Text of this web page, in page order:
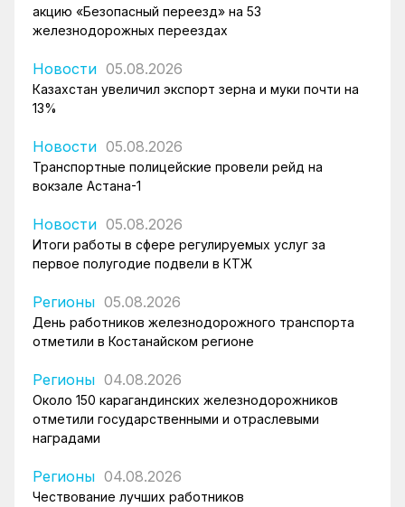
акцию «Безопасный переезд» на 53
железнодорожных переездах
Новости 05.08.2026
Казахстан увеличил экспорт зерна и муки почти на
13%
Новости 05.08.2026
Транспортные полицейские провели рейд на
вокзале Астана-1
Новости 05.08.2026
Итоги работы в сфере регулируемых услуг за
первое полугодие подвели в КТЖ
Регионы 05.08.2026
День работников железнодорожного транспорта
отметили в Костанайском регионе
Регионы 04.08.2026
Около 150 карагандинских железнодорожников
отметили государственными и отраслевыми
наградами
Регионы 04.08.2026
Чествование лучших работников